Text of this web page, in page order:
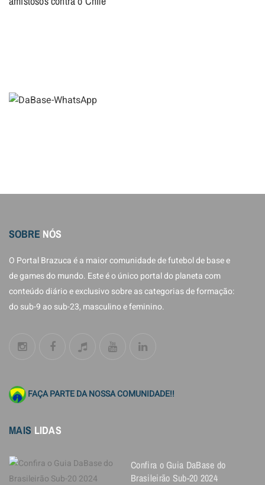
SOBRE NÓS
O Portal Brazuca é a maior comunidade de futebol de base e
de games do mundo. Este é o único portal do planeta com
conteúdo diário e exclusivo sobre as categorias de formação:
do sub-9 ao sub-23, masculino e feminino.
FAÇA PARTE DA NOSSA COMUNIDADE!!
MAIS LIDAS
Confira o Guia DaBase do
Brasileirão Sub-20 2024